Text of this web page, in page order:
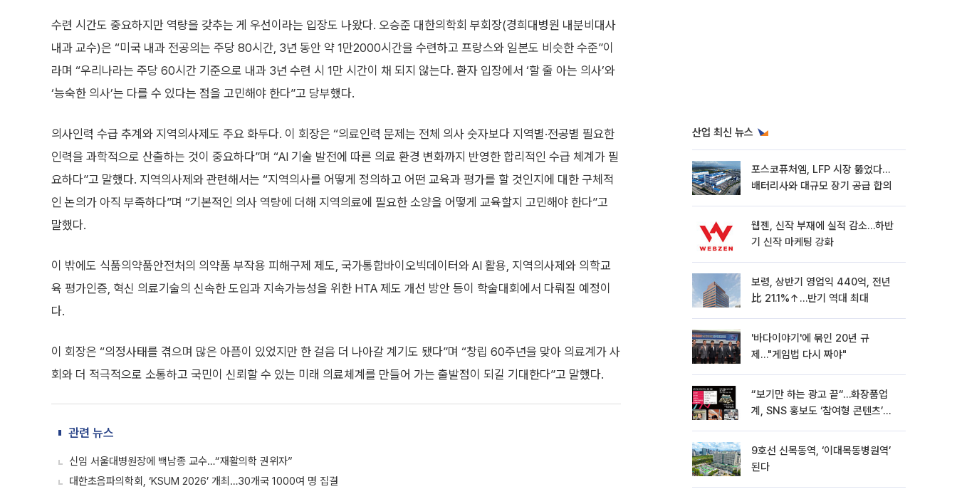
수련 시간도 중요하지만 역량을 갖추는 게 우선이라는 입장도 나왔다. 오승준 대한의학회 부회장(경희대병원 내분비대사
내과 교수)은 “미국 내과 전공의는 주당 80시간, 3년 동안 약 1만2000시간을 수련하고 프랑스와 일본도 비슷한 수준”이
라며 “우리나라는 주당 60시간 기준으로 내과 3년 수련 시 1만 시간이 채 되지 않는다. 환자 입장에서 ‘할 줄 아는 의사’와
‘능숙한 의사’는 다를 수 있다는 점을 고민해야 한다”고 당부했다.
의사인력 수급 추계와 지역의사제도 주요 화두다. 이 회장은 “의료인력 문제는 전체 의사 숫자보다 지역별·전공별 필요한
인력을 과학적으로 산출하는 것이 중요하다”며 “AI 기술 발전에 따른 의료 환경 변화까지 반영한 합리적인 수급 체계가 필
요하다”고 말했다. 지역의사제와 관련해서는 “지역의사를 어떻게 정의하고 어떤 교육과 평가를 할 것인지에 대한 구체적
인 논의가 아직 부족하다”며 “기본적인 의사 역량에 더해 지역의료에 필요한 소양을 어떻게 교육할지 고민해야 한다”고
말했다.
이 밖에도 식품의약품안전처의 의약품 부작용 피해구제 제도, 국가통합바이오빅데이터와 AI 활용, 지역의사제와 의학교
육 평가인증, 혁신 의료기술의 신속한 도입과 지속가능성을 위한 HTA 제도 개선 방안 등이 학술대회에서 다뤄질 예정이
다.
이 회장은 “의정사태를 겪으며 많은 아픔이 있었지만 한 걸음 더 나아갈 계기도 됐다”며 “창립 60주년을 맞아 의료계가 사
회와 더 적극적으로 소통하고 국민이 신뢰할 수 있는 미래 의료체계를 만들어 가는 출발점이 되길 기대한다”고 말했다.
관련 뉴스
신임 서울대병원장에 백남종 교수…“재활의학 권위자”
대한초음파의학회, ‘KSUM 2026’ 개최…30개국 1000여 명 집결
산업 최신 뉴스
포스코퓨처엠, LFP 시장 뚫었다…
배터리사와 대규모 장기 공급 합의
웹젠, 신작 부재에 실적 감소…하반
기 신작 마케팅 강화
보령, 상반기 영업익 440억, 전년
比 21.1%↑…반기 역대 최대
'바다이야기'에 묶인 20년 규
제…"게임법 다시 짜야"
“보기만 하는 광고 끝“…화장품업
계, SNS 홍보도 ‘참여형 콘텐츠’로
9호선 신목동역, ‘이대목동병원역’
된다